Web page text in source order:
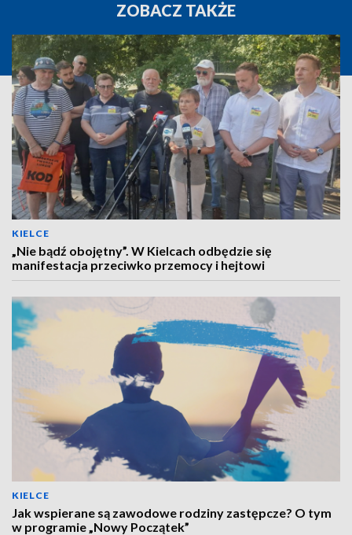
ZOBACZ TAKŻE
KIELCE
„Nie bądź obojętny”. W Kielcach odbędzie się
manifestacja przeciwko przemocy i hejtowi
KIELCE
Jak wspierane są zawodowe rodziny zastępcze? O tym
w programie „Nowy Początek”